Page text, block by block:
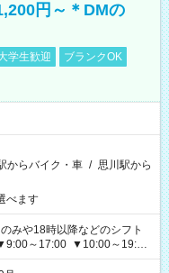
円～＊DMの
学生歓迎
ブランクOK
からバイク・車 / 思川駅から
べます
みや18時以降などのシフト
～17:00 ▼10:00～19:00